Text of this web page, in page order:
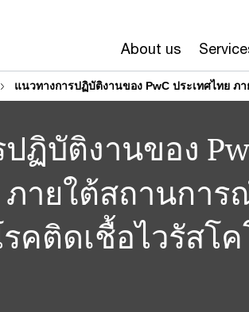
About us
แนวทางการปฏิบัติงานของ PwC ประเทศไทย
ฏิบัติงานของ
ภายใต้สถานกา
คติดเชื้อไวรัสโ